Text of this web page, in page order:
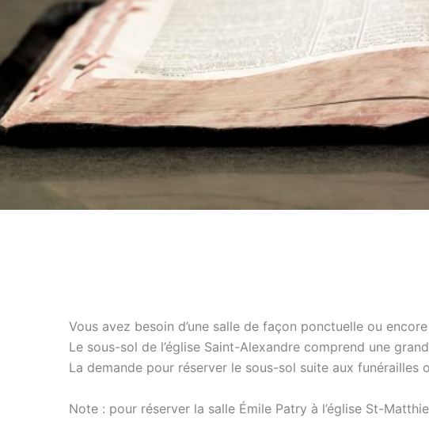
Vous avez besoin d’une salle de façon ponctuelle ou
Le sous-sol de l’église Saint-Alexandre comprend une
La demande pour réserver le sous-sol suite aux
Note : pour réserver la salle Émile Patry à l’église St-